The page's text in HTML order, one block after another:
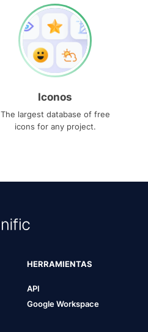
Iconos
The largest database of free
icons for any project.
HERRAMIENTAS
API
Google Workspace